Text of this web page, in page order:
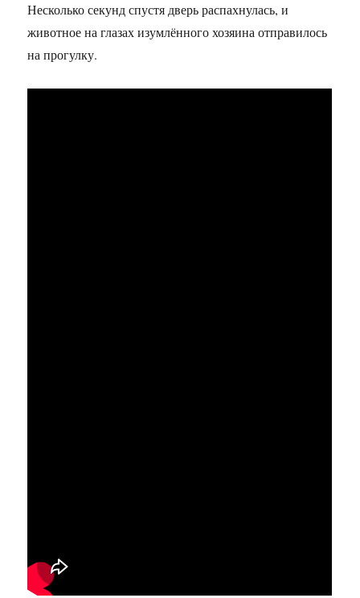
Несколько секунд спустя дверь распахнулась, и
животное на глазах изумлённого хозяина отправилось
на прогулку.